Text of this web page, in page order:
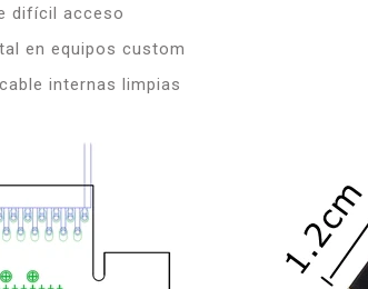
difícil acceso
en equipos custom
internas limpias